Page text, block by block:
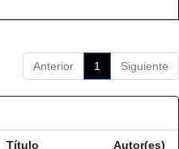
Anterior 1 Siguiente
Título Autor(es)